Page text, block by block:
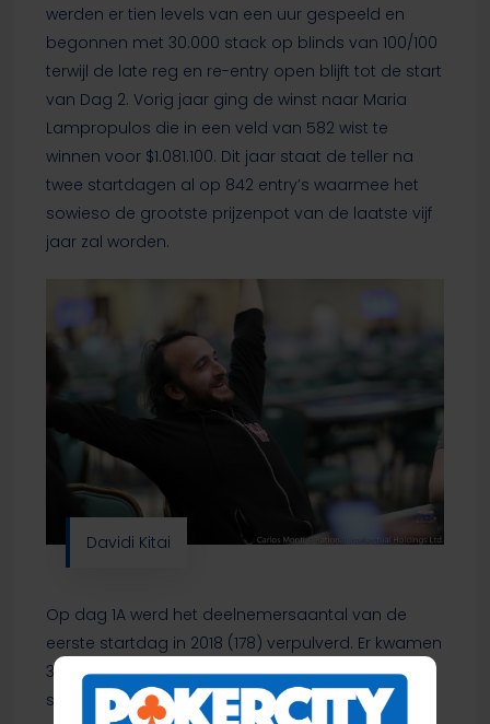
werden er tien levels van een uur gespeeld en
begonnen met 30.000 stack op blinds van 100/100
terwijl de late reg en re-entry open blijft tot de start
van Dag 2. Vorig jaar ging de winst naar Maria
Lampropulos die in een veld van 582 wist te
winnen voor $1.081.100. Dit jaar staat de teller na
twee startdagen al op 842 entry’s waarmee het
sowieso de grootste prijzenpot van de laatste vijf
jaar zal worden.
Davidi Kitai
Op dag 1A werd het deelnemersaantal van de
eerste startdag in 2018 (178) verpulverd. Er kwamen
329 spelers opdagen en dankzij 27 re-entries
stonden er aan het eind van de dag 356 entry’s